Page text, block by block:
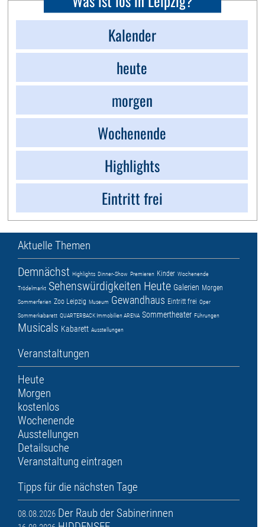
Kalender
heute
morgen
Wochenende
Highlights
Eintritt frei
Aktuelle Themen
Demnächst Highlights Dinner-Show Premieren Kinder Wochenende
Trödelmarkt Sehenswürdigkeiten Heute Galerien Morgen
Sommerferien Zoo Leipzig Museum Gewandhaus Eintritt frei Oper
Sommerkabarett QUARTERBACK Immobilien ARENA Sommertheater Führungen
Musicals Kabarett Ausstellungen
Veranstaltungen
Heute
Morgen
kostenlos
Wochenende
Ausstellungen
Detailsuche
Veranstaltung eintragen
Tipps für die nächsten Tage
08.08.2026 Der Raub der Sabinerinnen